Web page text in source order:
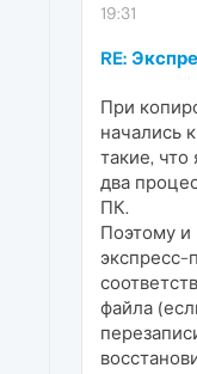
19:31
RE:
При
начались
такие,
два
ПК.
Поэтому и
файла